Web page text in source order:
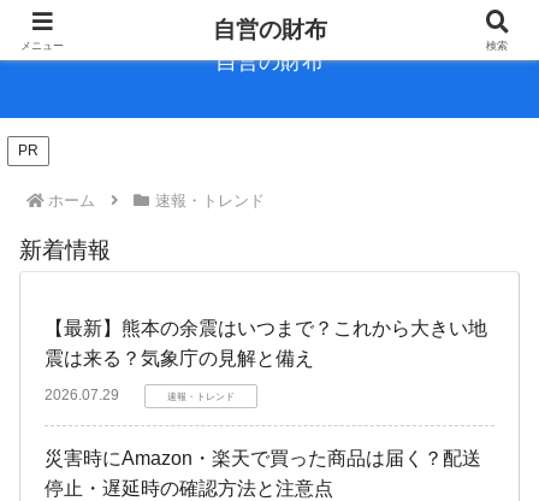
自営の財布
PR
ホーム 速報・トレンド
新着情報
【最新】熊本の余震はいつまで？これから大きい地
震は来る？気象庁の見解と備え
2026.07.29 速報・トレンド
災害時にAmazon・楽天で買った商品は届く？配送
停止・遅延時の確認方法と注意点
メニュー
自営の財布
検索